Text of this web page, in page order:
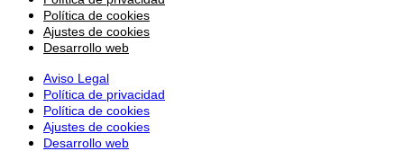
Política de cookies
Ajustes de cookies
Desarrollo web
Aviso Legal
Política de privacidad
Política de cookies
Ajustes de cookies
Desarrollo web